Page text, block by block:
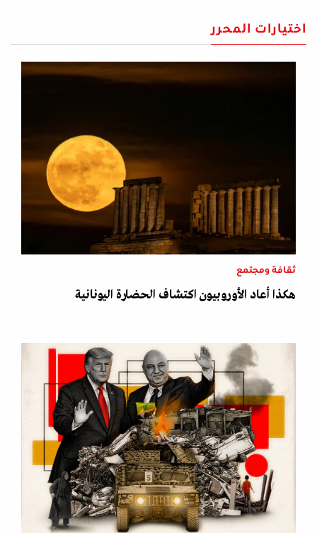
اختيارات المحرر
ثقافة ومجتمع
هكذا أعاد الأوروبيون اكتشاف الحضارة اليونانية